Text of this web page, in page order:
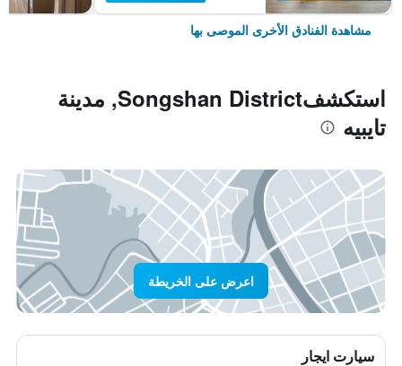
مشاهدة الفنادق الأخرى الموصى بها
استكشفSongshan District, مدينة
تايبيه
اعرض على الخريطة
سيارت ايجار